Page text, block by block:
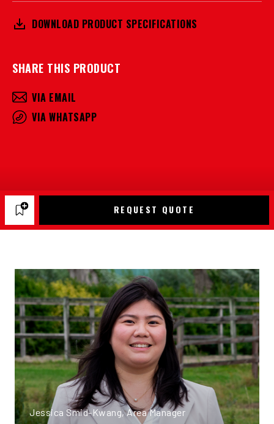
DOWNLOAD PRODUCT SPECIFICATIONS
SHARE THIS PRODUCT
VIA EMAIL
VIA WHATSAPP
REQUEST QUOTE
Jessica Smid-Kwang, Area Manager